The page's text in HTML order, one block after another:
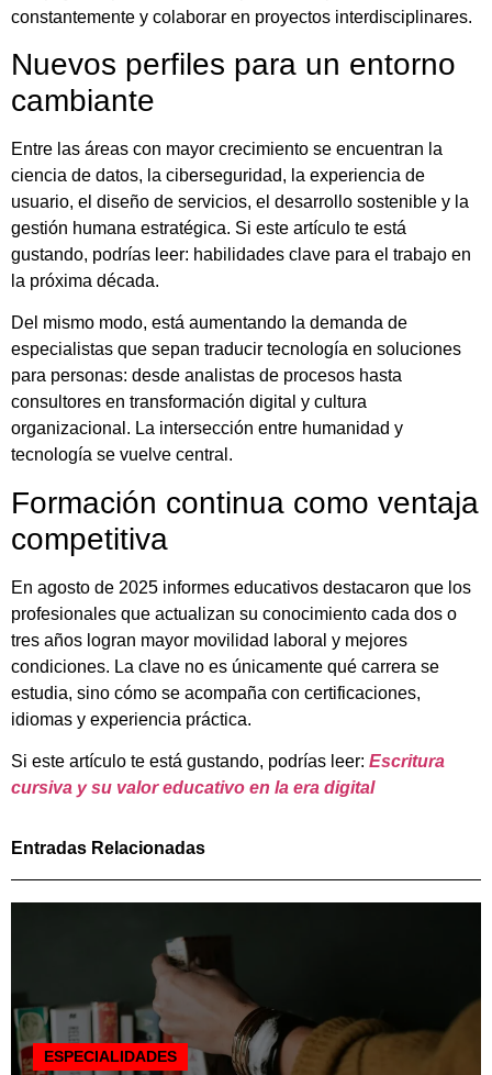
constantemente y colaborar en proyectos interdisciplinares.
Nuevos perfiles para un entorno
cambiante
Entre las áreas con mayor crecimiento se encuentran la
ciencia de datos, la ciberseguridad, la experiencia de
usuario, el diseño de servicios, el desarrollo sostenible y la
gestión humana estratégica. Si este artículo te está
gustando, podrías leer: habilidades clave para el trabajo en
la próxima década.
Del mismo modo, está aumentando la demanda de
especialistas que sepan traducir tecnología en soluciones
para personas: desde analistas de procesos hasta
consultores en transformación digital y cultura
organizacional. La intersección entre humanidad y
tecnología se vuelve central.
Formación continua como ventaja
competitiva
En agosto de 2025 informes educativos destacaron que los
profesionales que actualizan su conocimiento cada dos o
tres años logran mayor movilidad laboral y mejores
condiciones. La clave no es únicamente qué carrera se
estudia, sino cómo se acompaña con certificaciones,
idiomas y experiencia práctica.
Si este artículo te está gustando, podrías leer: Escritura
cursiva y su valor educativo en la era digital
Entradas Relacionadas
ESPECIALIDADES